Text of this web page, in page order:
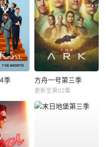
季 方舟一号第三季
更新至第02集